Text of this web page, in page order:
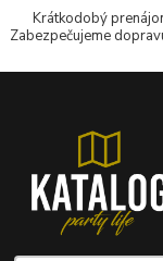
Krátkodobý
Zabezpečujeme